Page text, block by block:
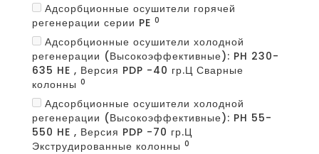
Адсорбционные осушители горячей
регенерации серии PE 0
Адсорбционные осушители холодной
регенерации (Высокоэффективные): PH 230-
635 HE , Версия PDP -40 гр.Ц Сварные
колонны 0
Адсорбционные осушители холодной
регенерации (Высокоэффективные): PH 55-
550 HE , Версия PDP -70 гр.Ц
Экструдированные колонны 0